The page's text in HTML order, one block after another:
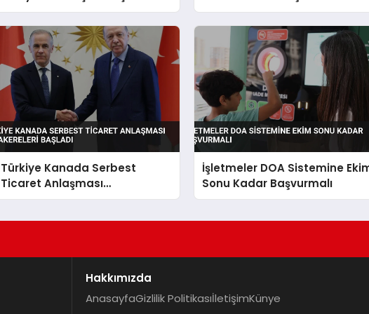
Sıraya Yükseldi
Türkiye Kanada Serbest
Ticaret Anlaşması
Müzakereleri Başladı
İşletmeler DOA Sistemine
Sonu Kadar Başvurmalı
Hakkımızda
AnasayfaGizlilik PolitikasıİletişimKünye